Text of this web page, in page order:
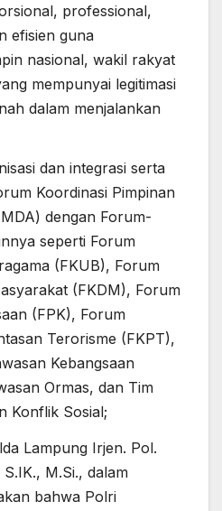
professional,
efisien guna
nasional, wakil rakyat
mempunyai legitimasi
dalam menjalankan
dan integrasi serta
Koordinasi Pimpinan
dengan Forum-
seperti Forum
(FKUB), Forum
(FKDM), Forum
(FPK), Forum
Terorisme (FKPT),
Kebangsaan
Ormas, dan Tim
Konflik Sosial;
Lampung Irjen. Pol.
M.Si., dalam
bahwa Polri